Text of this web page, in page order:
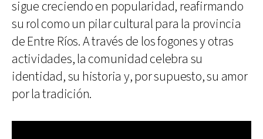
sigue creciendo en popularidad, reafirmando
su rol como un pilar cultural para la provincia
de Entre Ríos. A través de los fogones y otras
actividades, la comunidad celebra su
identidad, su historia y, por supuesto, su amor
por la tradición.